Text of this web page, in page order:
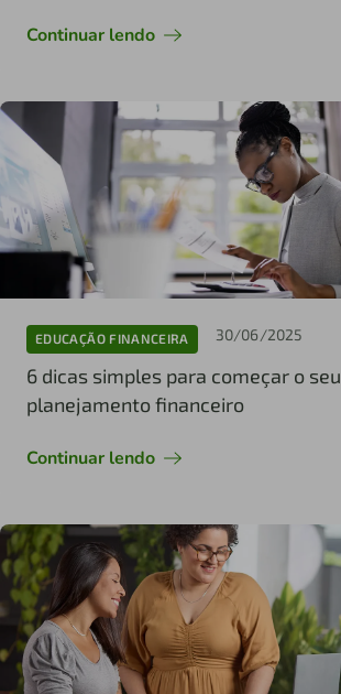
Continuar lendo
EDUCAÇÃO FINANCEIRA 30/06/2025
6 dicas simples para começar o seu
planejamento financeiro
Continuar lendo